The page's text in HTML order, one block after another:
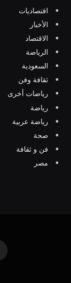
اقتصاديات
الأخبار
الاقتصاد
الرياضة
السعودية
ثقافة وفن
رياضات أخرى
رياضة
رياضة عربية
صحة
فن و ثقافة
مصر